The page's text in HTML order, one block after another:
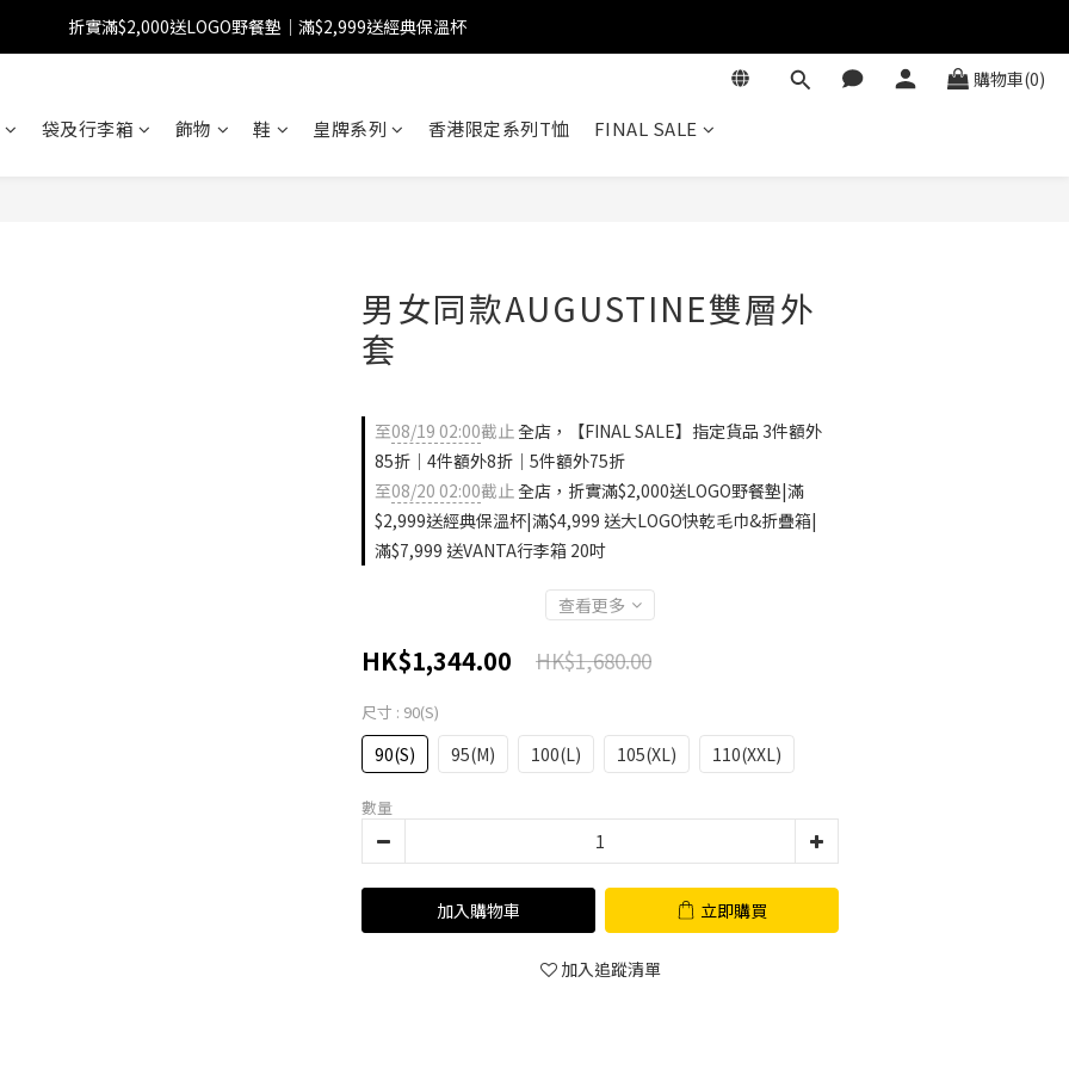
【FINAL SALE】指定商品低至38折
折實滿$2,000送LOGO野餐墊｜滿$2,999送經典保溫杯
【FINAL SALE】指定商品低至38折
購物車(0)
袋及行李箱 飾物 鞋 皇牌系列 香港限定系列T恤 FINAL SALE
男女同款AUGUSTINE雙層外
套
至08/19 02:00截止全店，【FINAL SALE】指定貨品 3件額外
85折｜4件額外8折｜5件額外75折
至08/20 02:00截止全店，折實滿$2,000送LOGO野餐墊|滿
$2,999送經典保溫杯|滿$4,999 送大LOGO快乾毛巾&折疊箱|
滿$7,999 送VANTA行李箱 20吋
查看更多
HK$1,344.00 HK$1,680.00
尺寸 : 90(S)
90(S) 95(M) 100(L) 105(XL) 110(XXL)
數量
加入購物車 立即購買
加入追蹤清單